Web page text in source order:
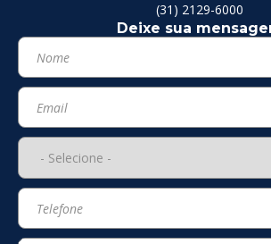
(31) 2129-6000
Deixe sua